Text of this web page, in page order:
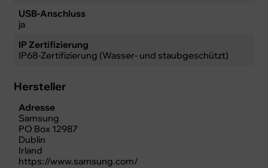
USB-Anschluss
ja
IP Zertifizierung
IP68-Zertifizierung (Wasser- und staubgeschützt)
Hersteller
Adresse
Samsung
PO Box 12987
Dublin
Irland
https://www.samsung.com/